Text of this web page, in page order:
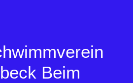
Beim